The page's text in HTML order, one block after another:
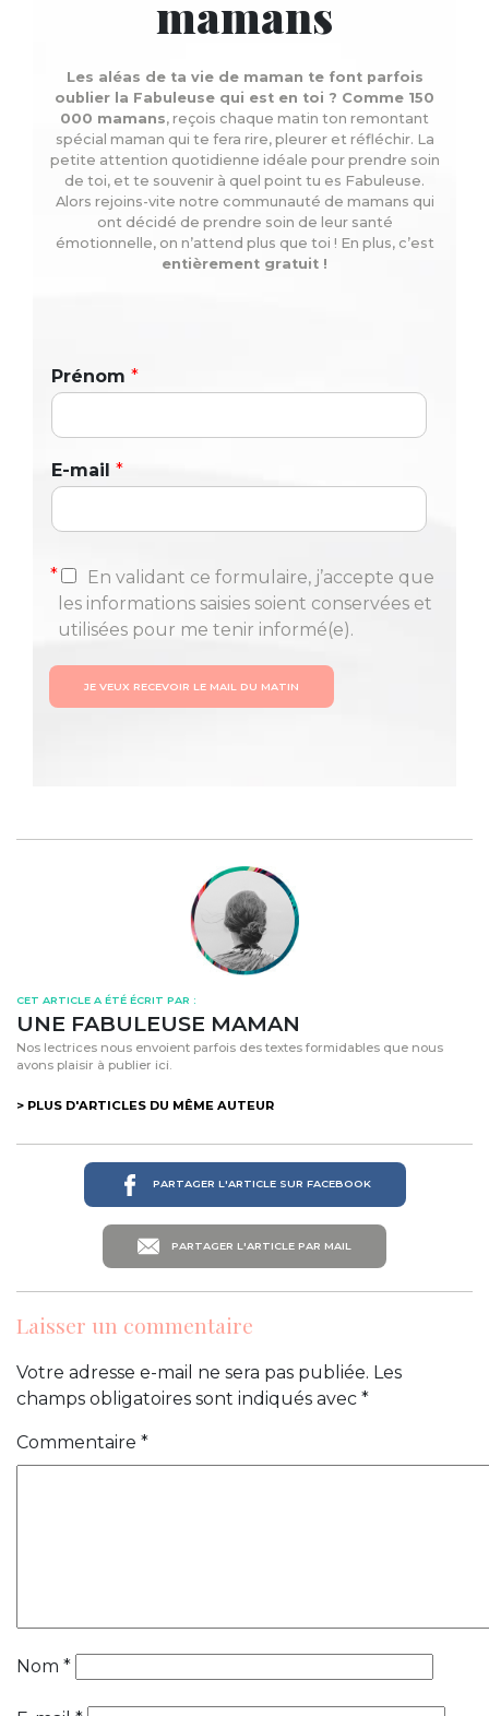
mamans
Les aléas de ta vie de maman te font parfois
oublier la Fabuleuse qui est en toi ? Comme 150
000 mamans, reçois chaque matin ton remontant
spécial maman qui te fera rire, pleurer et réfléchir. La
petite attention quotidienne idéale pour prendre soin
de toi, et te souvenir à quel point tu es Fabuleuse.
Alors rejoins-vite notre communauté de mamans qui
ont décidé de prendre soin de leur santé
émotionnelle, on n’attend plus que toi ! En plus, c’est
entièrement gratuit !
Prénom *
E-mail *
*
En validant ce formulaire, j’accepte que
les informations saisies soient conservées et
utilisées pour me tenir informé(e).
JE VEUX RECEVOIR LE MAIL DU MATIN
CET ARTICLE A ÉTÉ ÉCRIT PAR :
UNE FABULEUSE MAMAN
Nos lectrices nous envoient parfois des textes formidables que nous
avons plaisir à publier ici.
> PLUS D'ARTICLES DU MÊME AUTEUR
PARTAGER L'ARTICLE SUR FACEBOOK
PARTAGER L'ARTICLE PAR MAIL
Laisser un commentaire
Votre adresse e-mail ne sera pas publiée. Les
champs obligatoires sont indiqués avec *
Commentaire *
Nom *